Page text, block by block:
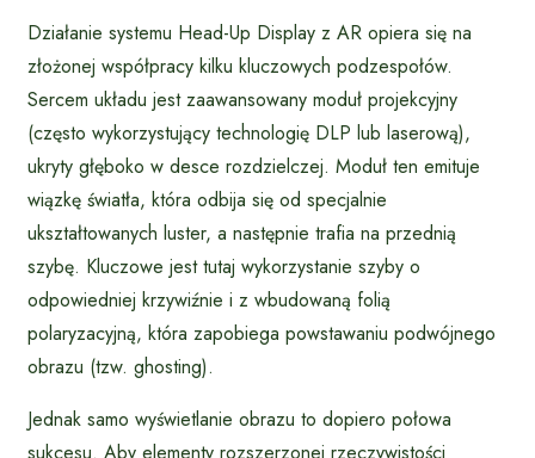
Działanie systemu Head-Up Display z AR opiera się na
złożonej współpracy kilku kluczowych podzespołów.
Sercem układu jest zaawansowany moduł projekcyjny
(często wykorzystujący technologię DLP lub laserową),
ukryty głęboko w desce rozdzielczej. Moduł ten emituje
wiązkę światła, która odbija się od specjalnie
ukształtowanych luster, a następnie trafia na przednią
szybę. Kluczowe jest tutaj wykorzystanie szyby o
odpowiedniej krzywiźnie i z wbudowaną folią
polaryzacyjną, która zapobiega powstawaniu podwójnego
obrazu (tzw. ghosting).
Jednak samo wyświetlanie obrazu to dopiero połowa